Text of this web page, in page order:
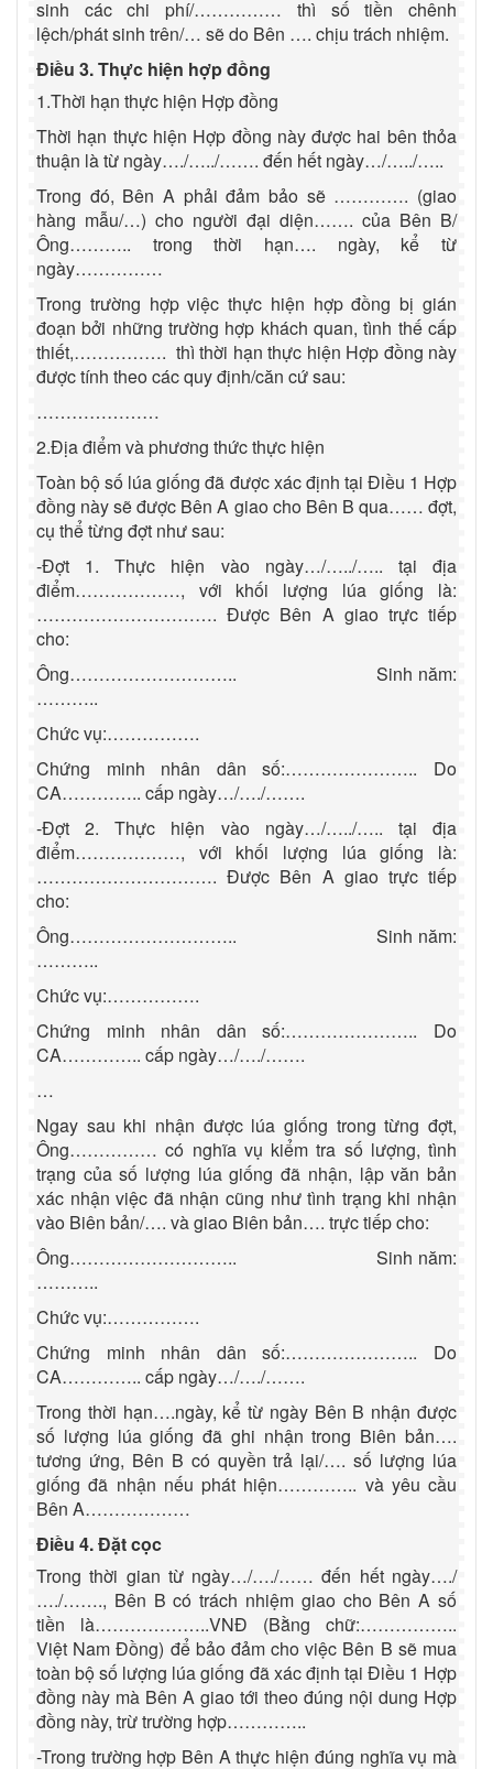
sinh các chi phí/…………… thì số tiền chênh
lệch/phát sinh trên/… sẽ do Bên …. chịu trách nhiệm.
Điều 3. Thực hiện hợp đồng
1.Thời hạn thực hiện Hợp đồng
Thời hạn thực hiện Hợp đồng này được hai bên thỏa
thuận là từ ngày…./…../……. đến hết ngày…/…../…..
Trong đó, Bên A phải đảm bảo sẽ …………. (giao
hàng mẫu/…) cho người đại diện……. của Bên B/
Ông……….. trong thời hạn…. ngày, kể từ
ngày……………
Trong trường hợp việc thực hiện hợp đồng bị gián
đoạn bởi những trường hợp khách quan, tình thế cấp
thiết,……………. thì thời hạn thực hiện Hợp đồng này
được tính theo các quy định/căn cứ sau:
…………………
2.Địa điểm và phương thức thực hiện
Toàn bộ số lúa giống đã được xác định tại Điều 1 Hợp
đồng này sẽ được Bên A giao cho Bên B qua…… đợt,
cụ thể từng đợt như sau:
-Đợt 1. Thực hiện vào ngày…/…../….. tại địa
điểm………………, với khối lượng lúa giống là:
…………………………. Được Bên A giao trực tiếp
cho:
Ông………………………..Sinh năm:
………..
Chức vụ:…………….
Chứng minh nhân dân số:………………….. Do
CA………….. cấp ngày…/…./…….
-Đợt 2. Thực hiện vào ngày…/…../….. tại địa
điểm………………, với khối lượng lúa giống là:
…………………………. Được Bên A giao trực tiếp
cho:
Ông………………………..Sinh năm:
………..
Chức vụ:…………….
Chứng minh nhân dân số:………………….. Do
CA………….. cấp ngày…/…./…….
…
Ngay sau khi nhận được lúa giống trong từng đợt,
Ông…………… có nghĩa vụ kiểm tra số lượng, tình
trạng của số lượng lúa giống đã nhận, lập văn bản
xác nhận việc đã nhận cũng như tình trạng khi nhận
vào Biên bản/…. và giao Biên bản…. trực tiếp cho:
Ông………………………..Sinh năm:
………..
Chức vụ:…………….
Chứng minh nhân dân số:………………….. Do
CA………….. cấp ngày…/…./…….
Trong thời hạn….ngày, kể từ ngày Bên B nhận được
số lượng lúa giống đã ghi nhận trong Biên bản….
tương ứng, Bên B có quyền trả lại/…. số lượng lúa
giống đã nhận nếu phát hiện………….. và yêu cầu
Bên A………………
Điều 4. Đặt cọc
Trong thời gian từ ngày…/…./…… đến hết ngày…./
…./……., Bên B có trách nhiệm giao cho Bên A số
tiền là………………..VNĐ (Bằng chữ:……………..
Việt Nam Đồng) để bảo đảm cho việc Bên B sẽ mua
toàn bộ số lượng lúa giống đã xác định tại Điều 1 Hợp
đồng này mà Bên A giao tới theo đúng nội dung Hợp
đồng này, trừ trường hợp…………..
-Trong trường hợp Bên A thực hiện đúng nghĩa vụ mà